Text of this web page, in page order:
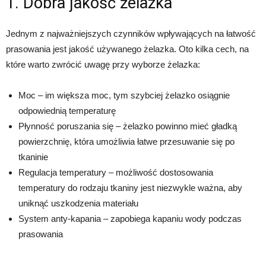
Jednym z najważniejszych czynników wpływających na łatwość
prasowania jest jakość używanego żelazka. Oto kilka cech, na
które warto zwrócić uwagę przy wyborze żelazka:
Moc – im większa moc, tym szybciej żelazko osiągnie
odpowiednią temperaturę
Płynność poruszania się – żelazko powinno mieć gładką
powierzchnię, która umożliwia łatwe przesuwanie się po
tkaninie
Regulacja temperatury – możliwość dostosowania
temperatury do rodzaju tkaniny jest niezwykle ważna, aby
uniknąć uszkodzenia materiału
System anty-kapania – zapobiega kapaniu wody podczas
prasowania